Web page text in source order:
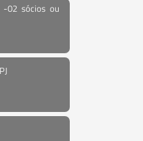
-02 sócios ou